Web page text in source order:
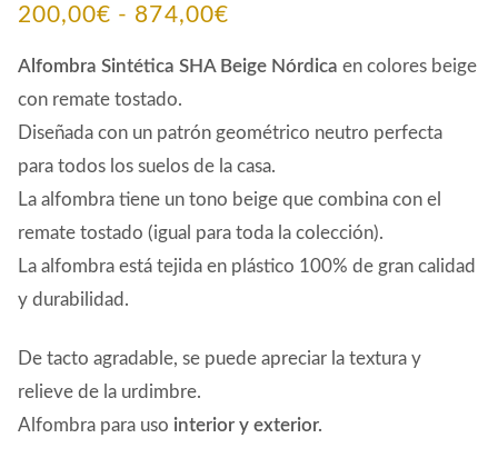
200,00€ - 874,00€Rango
de
desde
200,00€
hasta
874,00€
Alfombra Sintética SHA Beige Nórdica en colores beige
con remate tostado.
Diseñada con un patrón geométrico neutro perfecta
para todos los suelos de la casa.
La alfombra tiene un tono beige que combina con el
remate tostado (igual para toda la colección).
La alfombra está tejida en plástico 100% de gran calidad
y durabilidad.
De tacto agradable, se puede apreciar la textura y
relieve de la urdimbre.
Alfombra para uso interior y exterior.